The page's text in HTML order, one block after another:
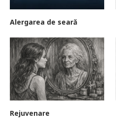
Alergarea de seară
Rejuvenare